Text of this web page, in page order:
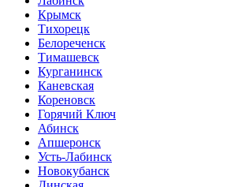
Крымск
Тихорецк
Белореченск
Тимашевск
Курганинск
Каневская
Кореновск
Горячий Ключ
Абинск
Апшеронск
Усть-Лабинск
Новокубанск